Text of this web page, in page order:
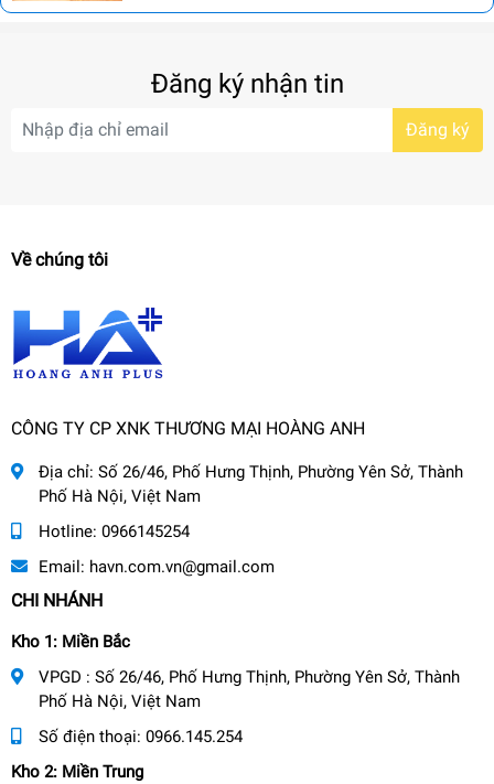
Đăng ký nhận tin
Đăng ký
Về chúng tôi
CÔNG TY CP XNK THƯƠNG MẠI HOÀNG ANH
Địa chỉ: Số 26/46, Phố Hưng Thịnh, Phường Yên Sở, Thành
Phố Hà Nội, Việt Nam
Hotline: 0966145254
Email: havn.com.vn@gmail.com
CHI NHÁNH
Kho 1: Miền Bắc
VPGD : Số 26/46, Phố Hưng Thịnh, Phường Yên Sở, Thành
Phố Hà Nội, Việt Nam
Số điện thoại: 0966.145.254
Kho 2: Miền Trung